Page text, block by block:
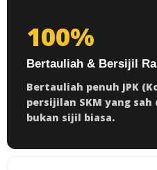
100%
Bertauliah & Bersijil
Bertauliah penuh JPK
persijilan SKM yang
bukan sijil biasa.